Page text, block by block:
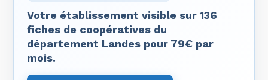
Votre établissement visible sur 136
fiches de coopératives du
département Landes pour 79€ par
mois.